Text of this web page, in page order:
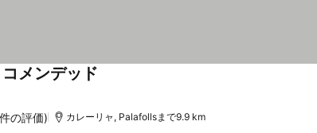
メンデッド
の評価) カレーリャ, Palafollsまで9.9 km